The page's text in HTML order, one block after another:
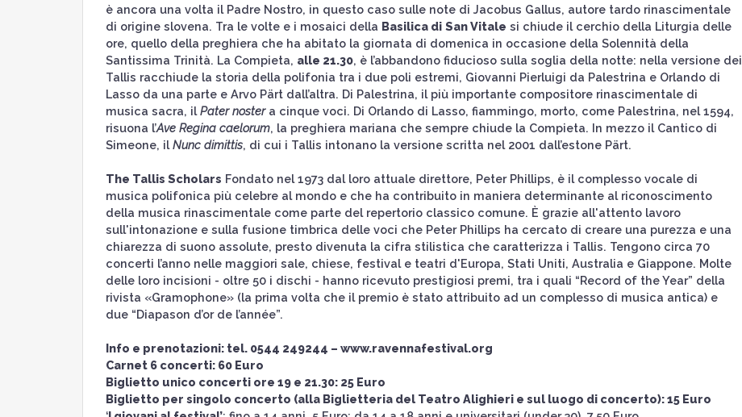
è ancora una volta il Padre Nostro, in questo caso sulle note di Jacobus Gallus, autore tardo rinascimentale
di origine slovena. Tra le volte e i mosaici della Basilica di San Vitale si chiude il cerchio della Liturgia delle
ore, quello della preghiera che ha abitato la giornata di domenica in occasione della Solennità della
Santissima Trinità. La Compieta, alle 21.30, è l’abbandono fiducioso sulla soglia della notte: nella versione dei
Tallis racchiude la storia della polifonia tra i due poli estremi, Giovanni Pierluigi da Palestrina e Orlando di
Lasso da una parte e Arvo Pärt dall’altra. Di Palestrina, il più importante compositore rinascimentale di
musica sacra, ilPater nostera cinque voci. Di Orlando di Lasso, fiammingo, morto, come Palestrina, nel 1594,
risuona l’Ave Regina caelorum, la preghiera mariana che sempre chiude la Compieta. In mezzo il Cantico di
Simeone, ilNunc dimittis, di cui i Tallis intonano la versione scritta nel 2001 dall’estone Pärt.
The Tallis Scholars Fondato nel 1973 dal loro attuale direttore, Peter Phillips, è il complesso vocale di
musica polifonica più celebre al mondo e che ha contribuito in maniera determinante al riconoscimento
della musica rinascimentale come parte del repertorio classico comune. È grazie all'attento lavoro
sull'intonazione e sulla fusione timbrica delle voci che Peter Phillips ha cercato di creare una purezza e una
chiarezza di suono assolute, presto divenuta la cifra stilistica che caratterizza i Tallis. Tengono circa 70
concerti l’anno nelle maggiori sale, chiese, festival e teatri d'Europa, Stati Uniti, Australia e Giappone. Molte
delle loro incisioni - oltre 50 i dischi - hanno ricevuto prestigiosi premi, tra i quali “Record of the Year” della
rivista «Gramophone» (la prima volta che il premio è stato attribuito ad un complesso di musica antica) e
due “Diapason d’or de l’année”.
Info e prenotazioni: tel. 0544 249244 – www.ravennafestival.org
Carnet 6 concerti: 60 Euro
Biglietto unico concerti ore 19 e 21.30: 25 Euro
Biglietto per singolo concerto (alla Biglietteria del Teatro Alighieri e sul luogo di concerto): 15 Euro